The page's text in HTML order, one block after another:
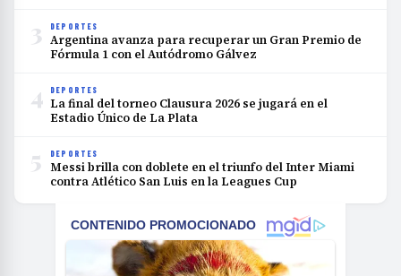
3 DEPORTES
Argentina avanza para recuperar un Gran Premio de
Fórmula 1 con el Autódromo Gálvez
4 DEPORTES
La final del torneo Clausura 2026 se jugará en el
Estadio Único de La Plata
5 DEPORTES
Messi brilla con doblete en el triunfo del Inter Miami
contra Atlético San Luis en la Leagues Cup